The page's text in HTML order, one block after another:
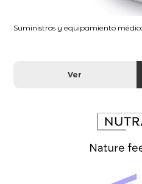
Suministros y equipamiento
Ver